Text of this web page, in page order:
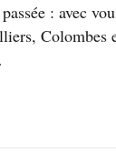
: avec
Colombes